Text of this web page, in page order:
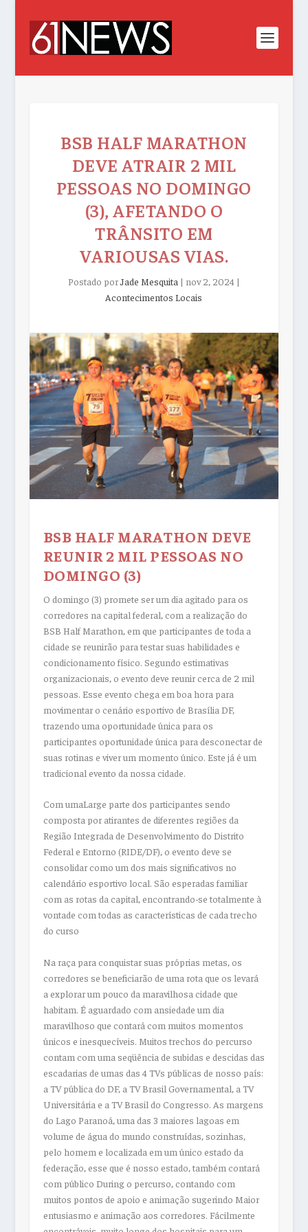
BSB HALF MARATHON
DEVE ATRAIR 2 MIL
PESSOAS NO DOMINGO
(3), AFETANDO O
TRÂNSITO EM
VARIOUSAS VIAS.
Postado porJade Mesquita | nov 2, 2024|
Acontecimentos Locais
BSB HALF MARATHON DEVE
REUNIR 2 MIL PESSOAS NO
DOMINGO (3)
O domingo (3) promete ser um dia agitado para os
corredores na capital federal, com a realização do
BSB Half Marathon, em que participantes de toda a
cidade se reunirão para testar suas habilidades e
condicionamento físico. Segundo estimativas
organizacionais, o evento deve reunir cerca de 2 mil
pessoas. Esse evento chega em boa hora para
movimentar o cenário esportivo de Brasília DF,
trazendo uma oportunidade única para os
participantes oportunidade única para desconectar de
suas rotinas e viver um momento único. Este já é um
tradicional evento da nossa cidade.
Com umaLarge parte dos participantes sendo
composta por atirantes de diferentes regiões da
Região Integrada de Desenvolvimento do Distrito
Federal e Entorno (RIDE/DF), o evento deve se
consolidar como um dos mais significativos no
calendário esportivo local. São esperadas familiar
com as rotas da capital, encontrando-se totalmente à
vontade com todas as características de cada trecho
do curso
Na raça para conquistar suas próprias metas, os
corredores se beneficiarão de uma rota que os levará
a explorar um pouco da maravilhosa cidade que
habitam. É aguardado com ansiedade um dia
maravilhoso que contará com muitos momentos
únicos e inesquecíveis. Muitos trechos do percurso
contam com uma seqüência de subidas e descidas das
escadarias de umas das 4 TVs públicas de nosso país:
a TV pública do DF, a TV Brasil Governamental, a TV
Universitária e a TV Brasil do Congresso. As margens
do Lago Paranoá, uma das 3 maiores lagoas em
volume de água do mundo construídas, sozinhas,
pelo homem e localizada em um único estado da
federação, esse que é nosso estado, também contará
com público During o percurso, contando com
muitos pontos de apoio e animação sugerindo Maior
entusiasmo e animação aos corredores. Fácilmente